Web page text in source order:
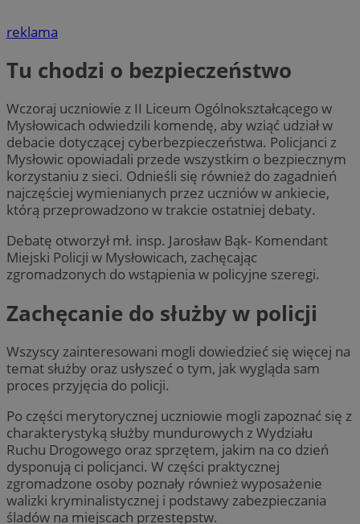
reklama
Tu chodzi o bezpieczeństwo
Wczoraj uczniowie z II Liceum Ogólnokształcącego w
Mysłowicach odwiedzili komendę, aby wziąć udział w
debacie dotyczącej cyberbezpieczeństwa. Policjanci z
Mysłowic opowiadali przede wszystkim o bezpiecznym
korzystaniu z sieci. Odnieśli się również do zagadnień
najczęściej wymienianych przez uczniów w ankiecie,
którą przeprowadzono w trakcie ostatniej debaty.
Debatę otworzył mł. insp. Jarosław Bąk- Komendant
Miejski Policji w Mysłowicach, zachęcając
zgromadzonych do wstąpienia w policyjne szeregi.
Zachęcanie do służby w policji
Wszyscy zainteresowani mogli dowiedzieć się więcej na
temat służby oraz usłyszeć o tym, jak wygląda sam
proces przyjęcia do policji.
Po części merytorycznej uczniowie mogli zapoznać się z
charakterystyką służby mundurowych z Wydziału
Ruchu Drogowego oraz sprzętem, jakim na co dzień
dysponują ci policjanci. W części praktycznej
zgromadzone osoby poznały również wyposażenie
walizki kryminalistycznej i podstawy zabezpieczania
śladów na miejscach przestępstw.